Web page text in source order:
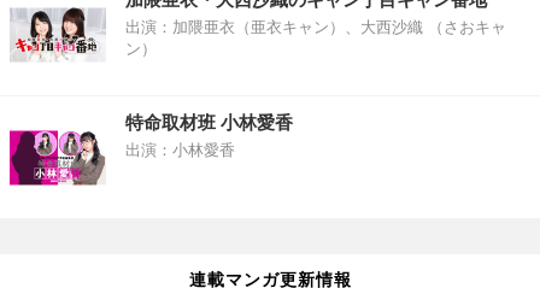
出演：加隈亜衣（亜衣キャン）、大西沙織 （さおキャ
ン）
特命取材班 小林愛香
出演：小林愛香
連載マンガ更新情報